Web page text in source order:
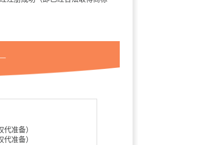
准备）
准备）